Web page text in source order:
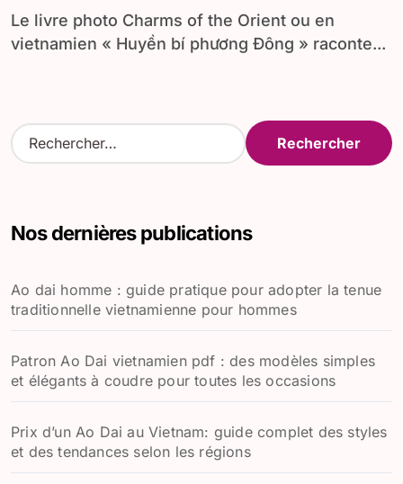
Le livre photo Charms of the Orient ou en
vietnamien « Huyền bí phương Đông » raconte...
R
e
r
e
r
Nos dernières publications
Ao dai homme : guide pratique pour adopter la tenue
traditionnelle vietnamienne pour hommes
Patron Ao Dai vietnamien pdf : des modèles simples
et élégants à coudre pour toutes les occasions
Prix d’un Ao Dai au Vietnam: guide complet des styles
et des tendances selon les régions